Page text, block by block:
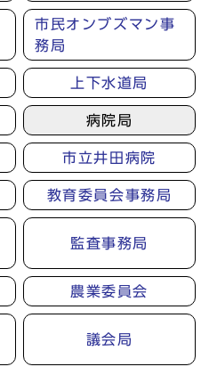
市民オンブズマン事
務局
上下水道局
病院局
市立井田病院
教育委員会事務局
監査事務局
農業委員会
議会局